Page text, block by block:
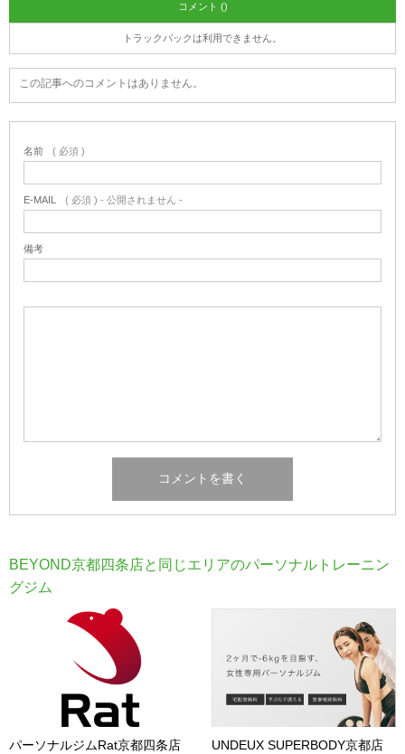
コメント ()
トラックバックは利用できません。
この記事へのコメントはありません。
名前 ( 必須 )
E-MAIL ( 必須 ) - 公開されません -
備考
BEYOND京都四条店と同じエリアのパーソナルトレーニン
グジム
パーソナルジムRat京都四条店 UNDEUX SUPERBODY京都店